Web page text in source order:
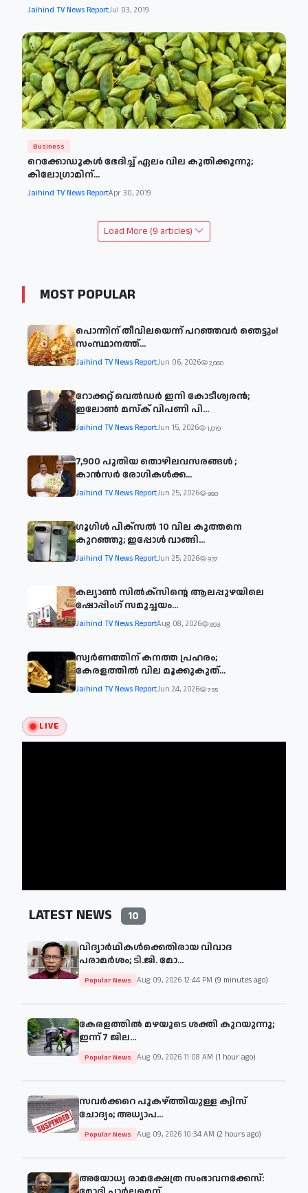
Jaihind TV News ReportJul 03, 2019
Business
റെക്കോഡുകൾ ഭേദിച്ച് ഏലം വില കുതിക്കുന്നു;
കിലോഗ്രാമിന്...
Jaihind TV News ReportApr 30, 2019
Load More (9 articles)
MOST POPULAR
പൊന്നിന് തീവിലയെന്ന് പറഞ്ഞവർ ഞെട്ടും!
സംസ്ഥാനത്ത്...
Jaihind TV News ReportJun 06, 2026 2,060
റോക്കറ്റ് വെൽഡർ ഇനി കോടീശ്വരൻ;
ഇലോൺ മസ്ക് വിപണി പി...
Jaihind TV News ReportJun 15, 2026 1,019
7,900 പുതിയ തൊഴിലവസരങ്ങള്‍ ;
കാന്‍സര്‍ രോഗികള്‍ക്ക...
Jaihind TV News ReportJun 25, 2026 990
ഗൂഗിൾ പിക്സൽ 10 വില കുത്തനെ
കുറഞ്ഞു; ഇപ്പോൾ വാങ്ങി...
Jaihind TV News ReportJun 25, 2026 937
കല്യാൺ സിൽക്സിന്റെ ആലപ്പുഴയിലെ
ഷോപ്പിംഗ് സമുച്ചയം...
Jaihind TV News ReportAug 08, 2026 893
സ്വർണത്തിന് കനത്ത പ്രഹരം;
കേരളത്തിൽ വില മൂക്കുകുത്...
Jaihind TV News ReportJun 24, 2026 735
LIVE
LATEST NEWS 10
വിദ്യാർഥികൾക്കെതിരായ വിവാദ
പരാമർശം; ടി.ജി. മോ...
Popular News Aug 09, 2026 12:44 PM (9 minutes ago)
കേരളത്തിൽ മഴയുടെ ശക്തി കുറയുന്നു;
ഇന്ന് 7 ജില...
Popular News Aug 09, 2026 11:08 AM (1 hour ago)
സവർക്കറെ പുകഴ്ത്തിയുള്ള ക്വിസ്
ചോദ്യം; അധ്യാപ...
Popular News Aug 09, 2026 10:34 AM (2 hours ago)
അയോധ്യ രാമക്ഷേത്ര സംഭാവനക്കേസ്: